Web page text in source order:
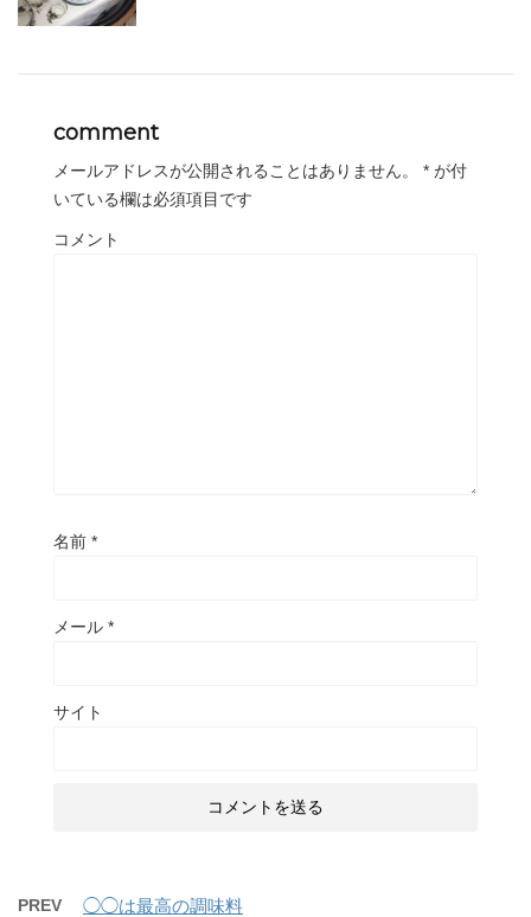
comment
メールアドレスが公開されることはありません。 * が付
いている欄は必須項目です
コメント
名前 *
メール *
サイト
PREV ◯◯は最高の調味料